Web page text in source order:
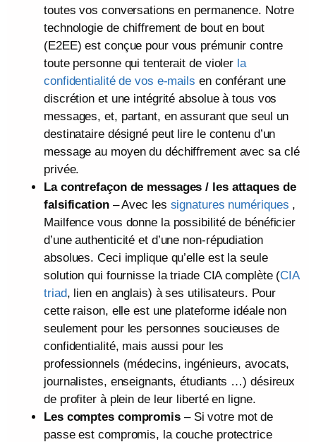
toutes vos conversations en permanence. Notre
technologie de chiffrement de bout en bout
(E2EE) est conçue pour vous prémunir contre
toute personne qui tenterait de violer la
confidentialité de vos e-mails en conférant une
discrétion et une intégrité absolue à tous vos
messages, et, partant, en assurant que seul un
destinataire désigné peut lire le contenu d’un
message au moyen du déchiffrement avec sa clé
privée.
La contrefaçon de messages / les attaques de
falsification– Avec les signatures numériques ,
Mailfence vous donne la possibilité de bénéficier
d’une authenticité et d’une non-répudiation
absolues. Ceci implique qu’elle est la seule
solution qui fournisse la triade CIA complète (CIA
triad, lien en anglais) à ses utilisateurs. Pour
cette raison, elle est une plateforme idéale non
seulement pour les personnes soucieuses de
confidentialité, mais aussi pour les
professionnels (médecins, ingénieurs, avocats,
journalistes, enseignants, étudiants …) désireux
de profiter à plein de leur liberté en ligne.
Les comptes compromis– Si votre mot de
passe est compromis, la couche protectrice